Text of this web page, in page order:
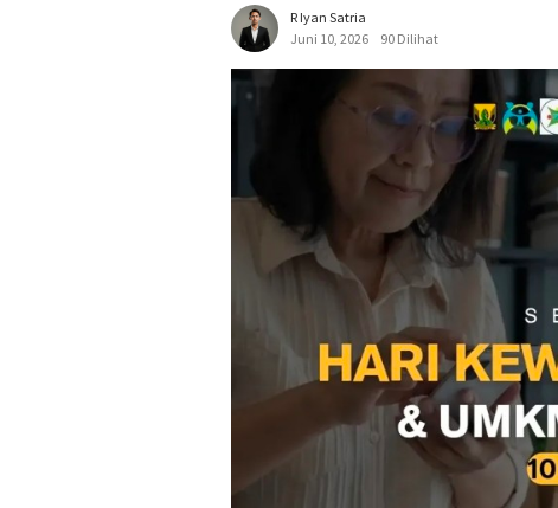
R Iyan Satria
Juni 10, 2026
90 Dilihat